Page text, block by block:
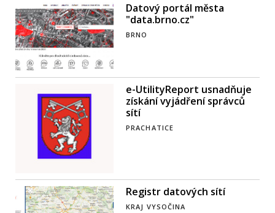
Datový portál města
"data.brno.cz"
BRNO
e-UtilityReport usnadňuje
získání vyjádření správců
sítí
PRACHATICE
Registr datových sítí
KRAJ VYSOČINA